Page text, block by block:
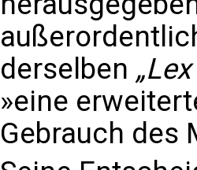
derselben
»eine
Gebrauch des